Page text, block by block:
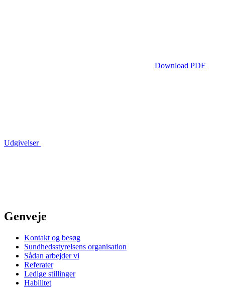
Download PDF
Udgivelser
Genveje
Kontakt og besøg
Sundhedsstyrelsens organisation
Sådan arbejder vi
Referater
Ledige stillinger
Habilitet